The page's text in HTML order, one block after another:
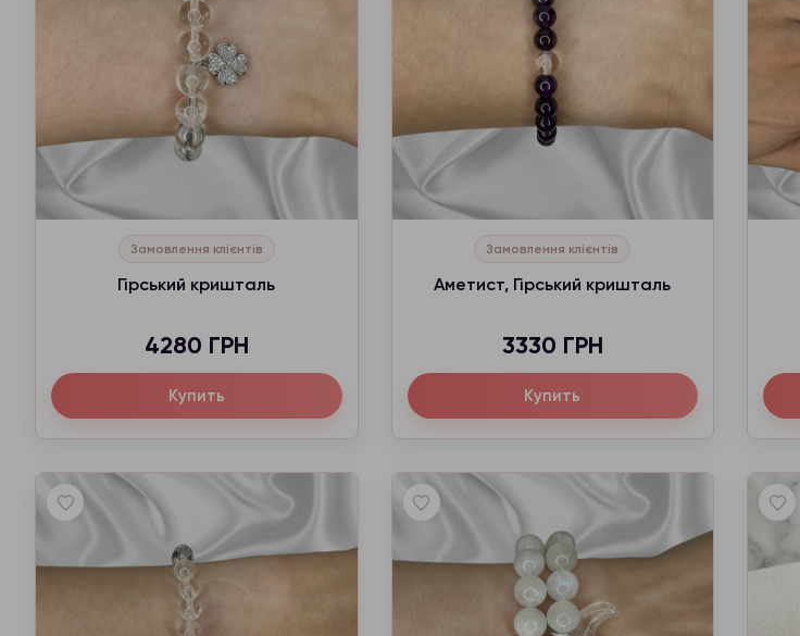
Замовлення клієнтів
Гірський кришталь
4280 ГРН
Купить
Замовлення клієнтів
Аметист, Гірський кришталь
3330 ГРН
Купить